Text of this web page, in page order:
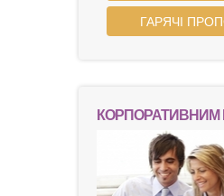
ГАРЯЧІ
КОРПОРАТИВНИМ